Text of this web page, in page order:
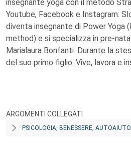
insegnante yoga con il metodo
Youtube, Facebook e Instagram:
diventa insegnante di Power Yoga
method) e si specializza in pre-
Marialaura Bonfanti. Durante la
del suo primo figlio. Vive, lavora e
ARGOMENTI COLLEGATI
PSICOLOGIA, BENESSERE, AUTOAIUTO